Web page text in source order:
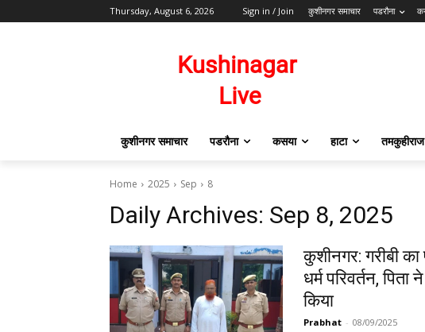
Thursday, August 6, 2026 Sign in / Join कुशीनगर समाचार पडरौना
कुशीनगर समाचार पडरौना कसया हाटा तमकुहीराज
Home 2025 Sep 8
Daily Archives: Sep 8, 2025
कुशीनगर: गरीबी
धर्म परिवर्तन,
किया
Prabhat - 08/09/2025